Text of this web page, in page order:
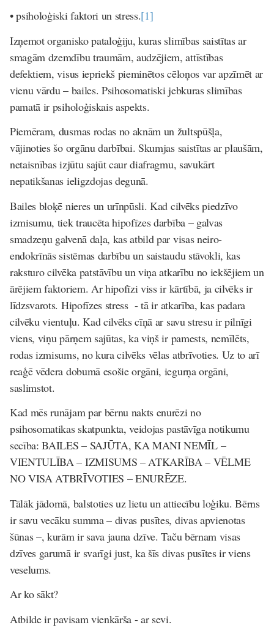
• psiholoģiski faktori un stress.[1]
Izņemot organisko pataloģiju, kuras slimības saistītas ar
smagām dzemdību traumām, audzējiem, attīstības
defektiem, visus iepriekš pieminētos cēloņos var apzīmēt ar
vienu vārdu – bailes. Psihosomatiski jebkuras slimības
pamatā ir psiholoģiskais aspekts.
Piemēram, dusmas rodas no aknām un žultspūšļa,
vājinoties šo orgānu darbībai. Skumjas saistītas ar plaušām,
netaisnības izjūtu sajūt caur diafragmu, savukārt
nepatikšanas ieligzdojas degunā.
Bailes bloķē nieres un urīnpūsli. Kad cilvēks piedzīvo
izmisumu, tiek traucēta hipofīzes darbība – galvas
smadzeņu galvenā daļa, kas atbild par visas neiro-
endokrīnās sistēmas darbību un saistaudu stāvokli, kas
raksturo cilvēka patstāvību un viņa atkarību no iekšējiem un
ārējiem faktoriem. Ar hipofīzi viss ir kārtībā, ja cilvēks ir
līdzsvarots. Hipofīzes stress - tā ir atkarība, kas padara
cilvēku vientuļu. Kad cilvēks cīņā ar savu stresu ir pilnīgi
viens, viņu pārņem sajūtas, ka viņš ir pamests, nemīlēts,
rodas izmisums, no kura cilvēks vēlas atbrīvoties. Uz to arī
reaģē vēdera dobumā esošie orgāni, iegurņa orgāni,
saslimstot.
Kad mēs runājam par bērnu nakts enurēzi no
psihosomatikas skatpunkta, veidojas pastāvīga notikumu
secība: BAILES – SAJŪTA, KA MANI NEMĪL –
VIENTULĪBA – IZMISUMS – ATKARĪBA – VĒLME
NO VISA ATBRĪVOTIES – ENURĒZE.
Tālāk jādomā, balstoties uz lietu un attiecību loģiku. Bērns
ir savu vecāku summa – divas pusītes, divas apvienotas
šūnas –, kurām ir sava jauna dzīve. Taču bērnam visas
dzīves garumā ir svarīgi just, ka šīs divas pusītes ir viens
veselums.
Ar ko sākt?
Atbilde ir pavisam vienkārša - ar sevi.